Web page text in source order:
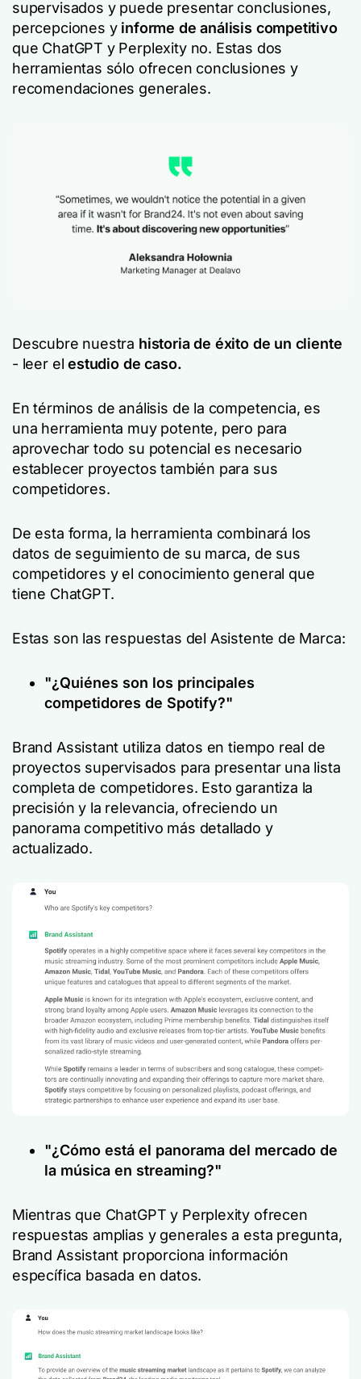
supervisados y puede presentar conclusiones,
percepciones y informe de análisis competitivo
que ChatGPT y Perplexity no. Estas dos
herramientas sólo ofrecen conclusiones y
recomendaciones generales.
Descubre nuestra historia de éxito de un cliente
- leer elestudio de caso.
En términos de análisis de la competencia, es
una herramienta muy potente, pero para
aprovechar todo su potencial es necesario
establecer proyectos también para sus
competidores.
De esta forma, la herramienta combinará los
datos de seguimiento de su marca, de sus
competidores y el conocimiento general que
tiene ChatGPT.
Estas son las respuestas del Asistente de Marca:
"¿Quiénes son los principales
competidores de Spotify?"
Brand Assistant utiliza datos en tiempo real de
proyectos supervisados para presentar una lista
completa de competidores. Esto garantiza la
precisión y la relevancia, ofreciendo un
panorama competitivo más detallado y
actualizado.
"¿Cómo está el panorama del mercado de
la música en streaming?"
Mientras que ChatGPT y Perplexity ofrecen
respuestas amplias y generales a esta pregunta,
Brand Assistant proporciona información
específica basada en datos.